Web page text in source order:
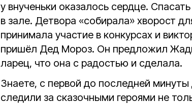
у внученьки оказалось сердце.
в зале. Детвора «собирала» хворост
принимала участие в конкурсах и
пришёл Дед Мороз. Он предложил
ларец, что она с радостью и сделала.
Знаете, с первой до последней
следили за сказочными героями не